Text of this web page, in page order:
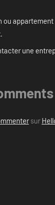
ou
une
sur